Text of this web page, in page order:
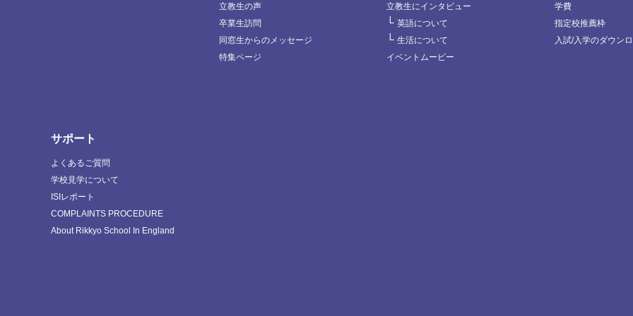
立教生の声
卒業生訪問
同窓生からのメッセージ
特集ページ
立教生にインタビュー
└ 英語について
└ 生活について
イベントムービー
学費
指定校推薦枠
入試/入学のダウン
サポート
よくあるご質問
学校見学について
ISIレポート
COMPLAINTS PROCEDURE
About Rikkyo School In England